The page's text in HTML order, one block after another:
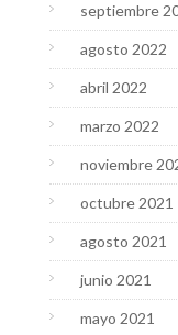
septiembre
agosto 2022
abril 2022
marzo 2022
noviembre
octubre 2021
agosto 2021
junio 2021
mayo 2021